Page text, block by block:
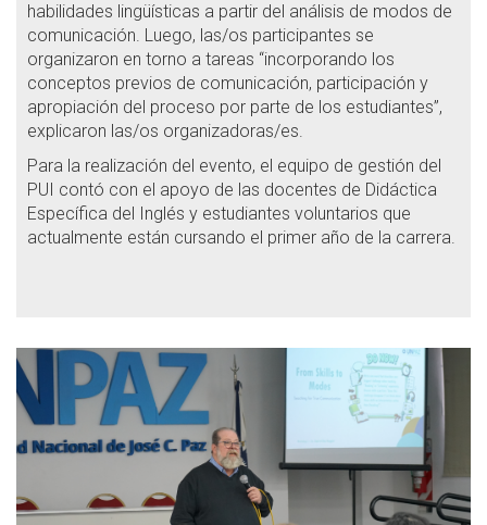
habilidades lingüísticas a partir del análisis de modos de
comunicación. Luego, las/os participantes se
organizaron en torno a tareas “incorporando los
conceptos previos de comunicación, participación y
apropiación del proceso por parte de los estudiantes”,
explicaron las/os organizadoras/es.
Para la realización del evento, el equipo de gestión del
PUI contó con el apoyo de las docentes de Didáctica
Específica del Inglés y estudiantes voluntarios que
actualmente están cursando el primer año de la carrera.